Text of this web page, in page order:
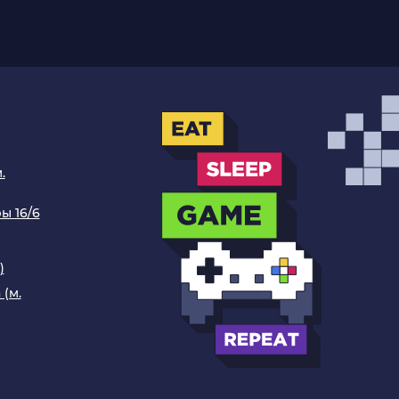
В нашем ассортименте вы найдете
дизайном.
конструкций и творческих проектов.
поклонников поп-культуры.
в мире игр, игрушек и коллекционных
16/6
(м.